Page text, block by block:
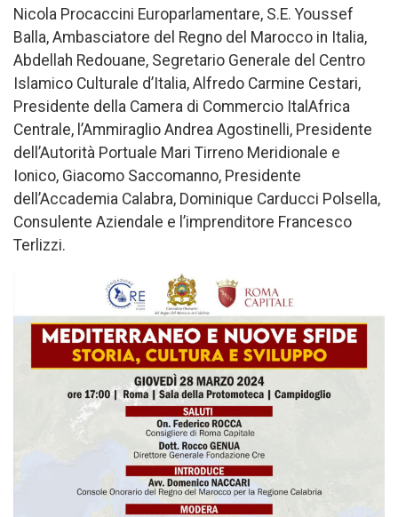
Nicola Procaccini Europarlamentare, S.E. Youssef
Balla, Ambasciatore del Regno del Marocco in Italia,
Abdellah Redouane, Segretario Generale del Centro
Islamico Culturale d’Italia, Alfredo Carmine Cestari,
Presidente della Camera di Commercio ItalAfrica
Centrale, l’Ammiraglio Andrea Agostinelli, Presidente
dell’Autorità Portuale Mari Tirreno Meridionale e
Ionico, Giacomo Saccomanno, Presidente
dell’Accademia Calabra, Dominique Carducci Polsella,
Consulente Aziendale e l’imprenditore Francesco
Terlizzi.